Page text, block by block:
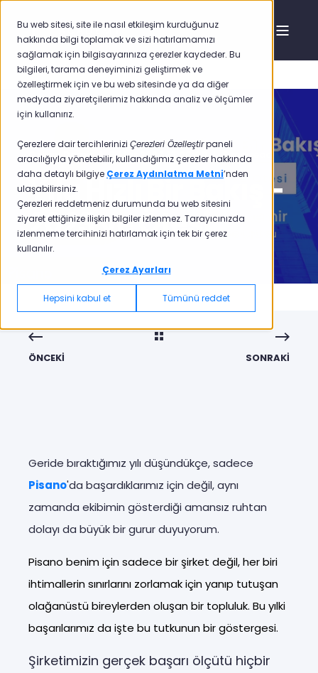
Bu web sitesi, site ile nasıl etkileşim kurduğunuz
hakkında bilgi toplamak ve sizi hatırlamamızı
sağlamak için bilgisayarınıza çerezler kaydeder. Bu
bilgileri, tarama deneyiminizi geliştirmek ve
özelleştirmek için ve bu web sitesinde ya da diğer
medyada ziyaretçilerimiz hakkında analiz ve ölçümler
için kullanırız.
Çerezlere dair tercihlerinizi Çerezleri Özelleştirpaneli
aracılığıyla yönetebilir, kullandığımız çerezler hakkında
daha detaylı bilgiye Çerez Aydınlatma Metni’nden
ulaşabilirsiniz.
Çerezleri reddetmeniz durumunda bu web sitesini
ziyaret ettiğinize ilişkin bilgiler izlenmez. Tarayıcınızda
izlenmeme tercihinizi hatırlamak için tek bir çerez
kullanılır.
Çerez Ayarları
Hepsini kabul et Tümünü reddet
Ozkan Demir 5 Mar 2024 13:00:00 6 min read
Yıla Hızlı Bir Bakış -
2023 ve Ötesi
ÖNCEKI SONRAKI
Geride bıraktığımız yılı düşündükçe, sadece
Pisano'da başardıklarımız için değil, aynı
zamanda ekibimin gösterdiği amansız ruhtan
dolayı da büyük bir gurur duyuyorum.
Pisano benim için sadece bir şirket değil, her biri
ihtimallerin sınırlarını zorlamak için yanıp tutuşan
olağanüstü bireylerden oluşan bir topluluk. Bu yılki
başarılarımız da işte bu tutkunun bir göstergesi.
Şirketimizin gerçek başarı ölçütü hiçbir